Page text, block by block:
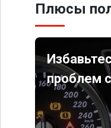
Плюсы
проблем